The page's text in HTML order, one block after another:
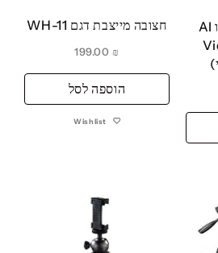
חצובה מייצבת דגם WH-11
₪
הוספה לסל
Wishlist
חצובה מייצבת וידאו AI